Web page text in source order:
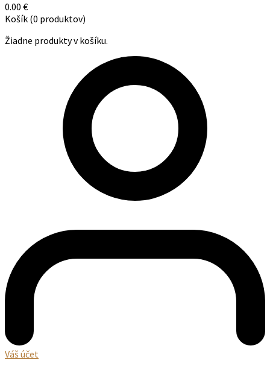
0.00 €
Košík (0 produktov)
Žiadne produkty v košíku.
Váš účet